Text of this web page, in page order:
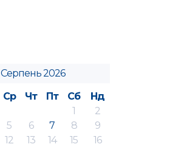
Серпень 2026
Ср Чт Пт Сб
Нд
1
2
5 6 7 8
9
12 13 14 15
16